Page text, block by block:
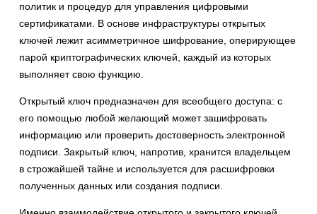
политик и процедур для управления цифровыми
сертификатами. В основе инфраструктуры открытых
ключей лежит асимметричное шифрование, оперирующее
парой криптографических ключей, каждый из которых
выполняет свою функцию.
Открытый ключ предназначен для всеобщего доступа: с
его помощью любой желающий может зашифровать
информацию или проверить достоверность электронной
подписи. Закрытый ключ, напротив, хранится владельцем
в строжайшей тайне и используется для расшифровки
полученных данных или создания подписи.